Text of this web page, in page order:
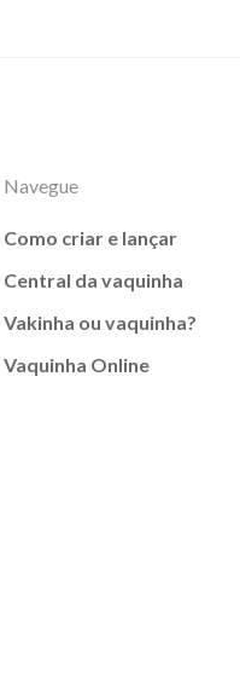
Navegue
Como criar e lançar
Central da vaquinha
Vakinha ou vaquinha?
Vaquinha Online